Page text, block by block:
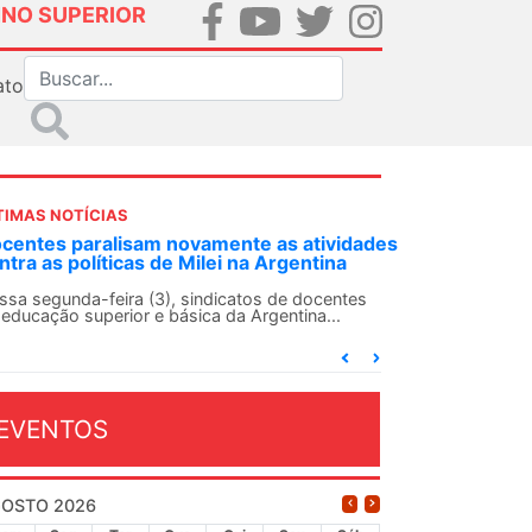
SUPERIOR
NOTÍCIAS
SN convoca docentes para Dia de
Internacionalista com Cuba em
de agosto
SN conclama suas seções sindicais e o